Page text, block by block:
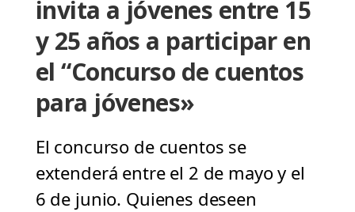
invita a jóvenes entre 15
y 25 años a participar en
el “Concurso de cuentos
para jóvenes»
El concurso de cuentos se
extenderá entre el 2 de mayo y el
6 de junio. Quienes deseen